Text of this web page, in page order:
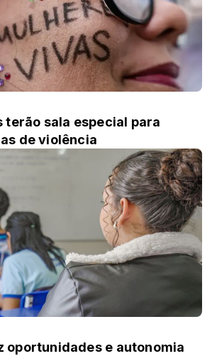
terão sala especial para
de violência
oportunidades e autonomia